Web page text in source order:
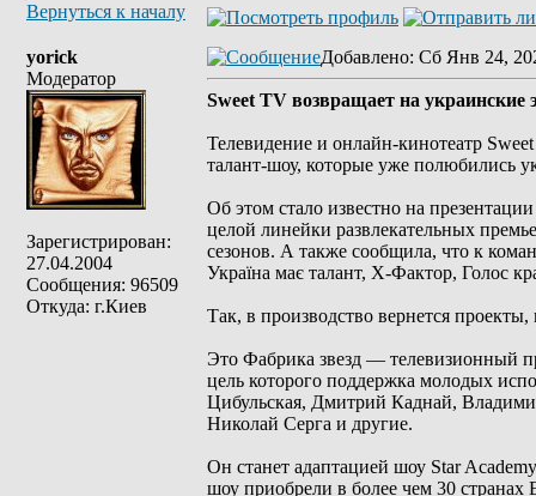
Вернуться к началу
yorick
Модератор
Зарегистрирован:
27.04.2004
Сообщения: 96509
Откуда: г.Киев
Добавлено: Сб Янв 24,
Sweet TV возвращает на
Телевидение и онлайн-кинотеатр
талант-шоу, которые уже полюбились
Об этом стало известно на
целой линейки развлекательных
сезонов. А также сообщила, что к
Україна має талант, Х-Фактор, Голос
Так, в производство вернется
Это Фабрика звезд — телевизионный
цель которого поддержка молодых
Цибульская, Дмитрий Каднай,
Николай Серга и другие.
Он станет адаптацией шоу Star
шоу приобрели в более чем 30